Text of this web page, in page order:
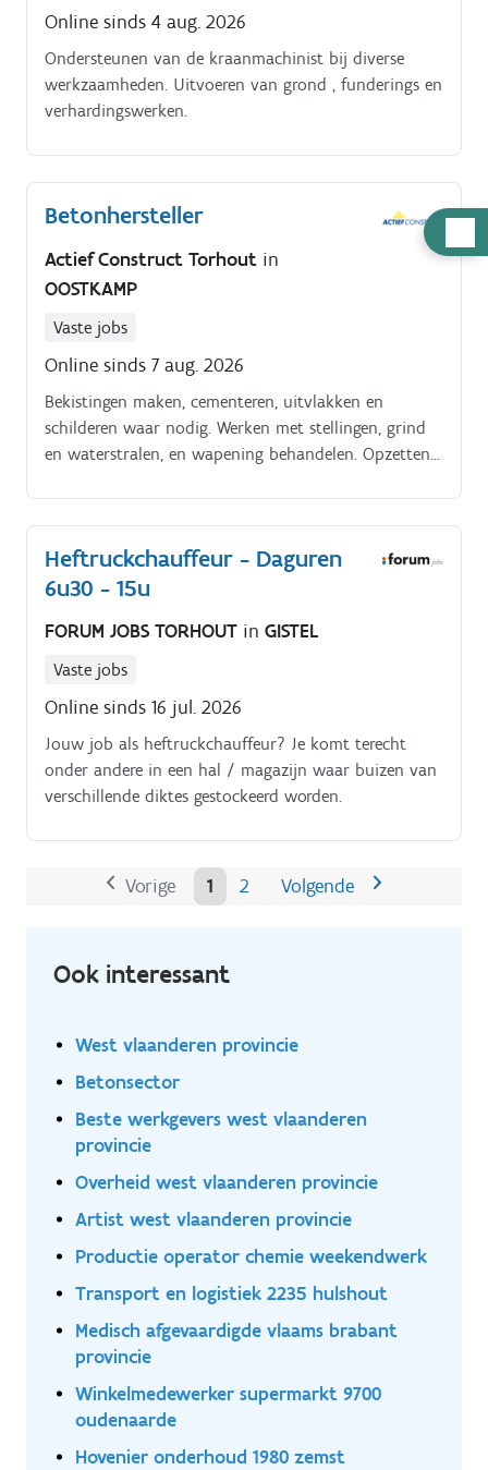
Online sinds 4 aug. 2026
Ondersteunen van de kraanmachinist bij diverse
werkzaamheden. Uitvoeren van grond , funderings en
verhardingswerken.
Betonhersteller
Actief Construct Torhout in
OOSTKAMP
Vaste jobs
Online sinds 7 aug. 2026
Bekistingen maken, cementeren, uitvlakken en
schilderen waar nodig. Werken met stellingen, grind
en waterstralen, en wapening behandelen. Opzetten
afwerkingswerken.
Heftruckchauffeur - Daguren
6u30 - 15u
FORUM JOBS TORHOUT in GISTEL
Vaste jobs
Online sinds 16 jul. 2026
Jouw job als heftruckchauffeur? Je komt terecht
onder andere in een hal / magazijn waar buizen van
verschillende diktes gestockeerd worden.
Vorige 1 2 Volgende
Ook interessant
West vlaanderen provincie
Betonsector
Beste werkgevers west vlaanderen
provincie
Overheid west vlaanderen provincie
Artist west vlaanderen provincie
Productie operator chemie weekendwerk
Transport en logistiek 2235 hulshout
Medisch afgevaardigde vlaams brabant
provincie
Winkelmedewerker supermarkt 9700
oudenaarde
Hovenier onderhoud 1980 zemst